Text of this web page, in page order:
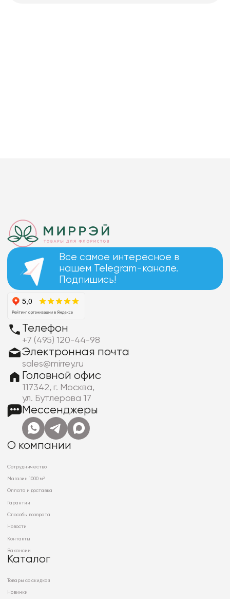
Все самое интересное в
нашем Telegram-канале.
Подпишись!
Телефон
+7 (495) 120-44-98
Электронная почта
sales@mirrey.ru
Головной офис
117342, г. Москва,
ул. Бутлерова 17
Мессенджеры
О компании
Сотрудничество
Магазин 1000 м²
Оплата и доставка
Гарантии
Способы возврата
Новости
Контакты
Вакансии
Каталог
Товары со скидкой
Новинки